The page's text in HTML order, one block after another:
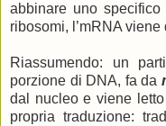
abbinare uno
ribosomi, l’mRNA viene
Riassumendo: un
porzione di DNA, fa da
dal nucleo e viene
propria traduzione: